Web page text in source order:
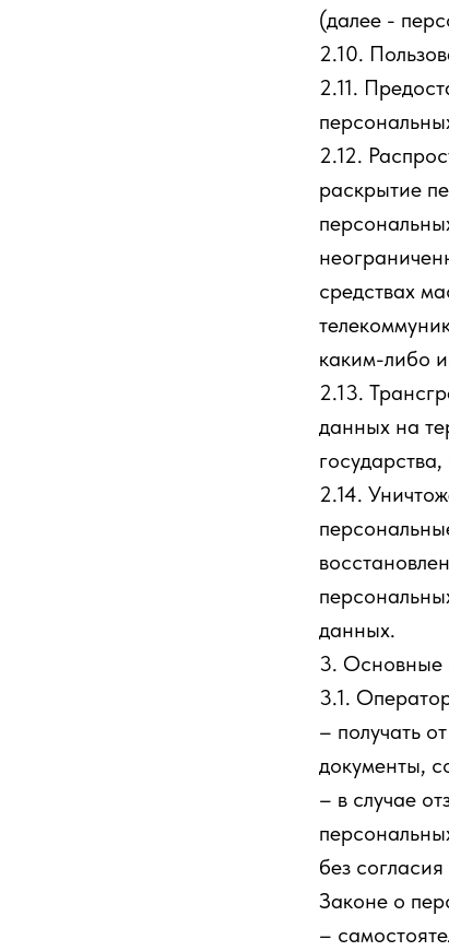
(далее -
2.10.
2.11.
2.12.
раскрытие
средствах
каким-либо
2.13.
данных на
2.14.
данных.
3. Основные
3.1.
– получать
документы,
– в случае
без
Законе о
–